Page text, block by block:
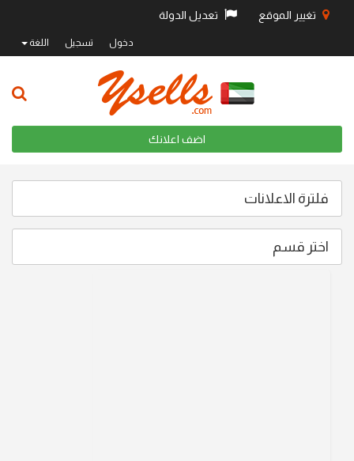
تغيير الموقع تعديل الدولة
دخول تسجيل اللغة
اضف اعلانك
فلترة الاعلانات
اختر قسم